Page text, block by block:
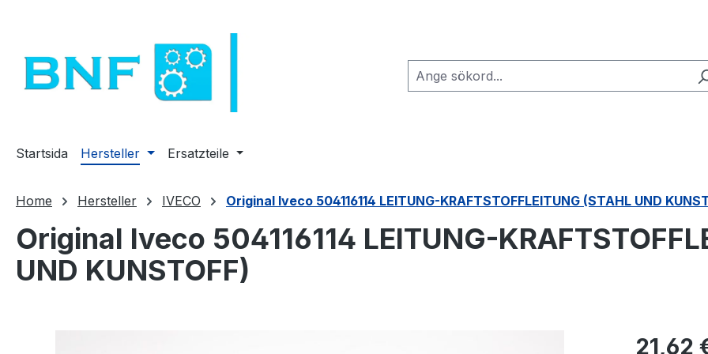
Startsida Hersteller Ersatzteile
Home Hersteller IVECO Original Iveco 504116114 LEITUNG-KRAFTSTOFFLEITUNG (STAHL UND
Original Iveco 504116114 LEITUNG-
UND KUNSTOFF)
Ordinarie
21,62